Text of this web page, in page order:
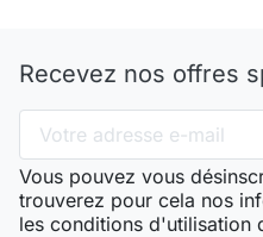
Recevez nos offres
Vous pouvez vous
trouverez pour cela nos
les conditions d'utilisation